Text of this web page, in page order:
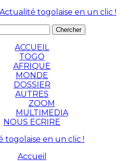
togolaise en un clic !
ACCUEIL
TOGO
AFRIQUE
MONDE
DOSSIER
AUTRES
ZOOM
MULTIMEDIA
NOUS ECRIRE
Accueil